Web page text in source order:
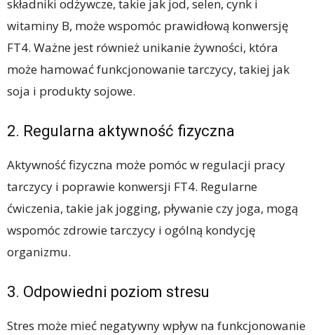
składniki odżywcze, takie jak jod, selen, cynk i
witaminy B, może wspomóc prawidłową konwersję
FT4. Ważne jest również unikanie żywności, która
może hamować funkcjonowanie tarczycy, takiej jak
soja i produkty sojowe.
2. Regularna aktywność fizyczna
Aktywność fizyczna może pomóc w regulacji pracy
tarczycy i poprawie konwersji FT4. Regularne
ćwiczenia, takie jak jogging, pływanie czy joga, mogą
wspomóc zdrowie tarczycy i ogólną kondycję
organizmu.
3. Odpowiedni poziom stresu
Stres może mieć negatywny wpływ na funkcjonowanie